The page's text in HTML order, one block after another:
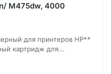
M475dw, 4000
для принтеров HP**
картридж для...